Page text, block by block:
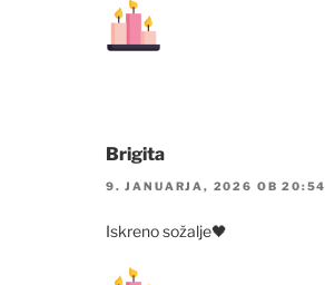
Brigita
9. JANUARJA, 2026 OB 20:54
Iskreno sožalje🖤